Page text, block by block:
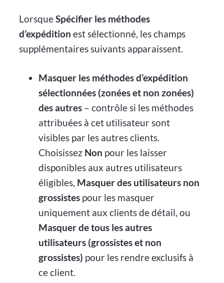
LorsqueSpécifier les méthodes
d’expédition est sélectionné, les champs
supplémentaires suivants apparaissent.
Masquer les méthodes d’expédition
sélectionnées (zonées et non zonées)
des autres– contrôle si les méthodes
attribuées à cet utilisateur sont
visibles par les autres clients.
Choisissez Non pour les laisser
disponibles aux autres utilisateurs
éligibles, Masquer des utilisateurs non
grossistespour les masquer
uniquement aux clients de détail, ou
Masquer de tous les autres
utilisateurs (grossistes et non
grossistes) pour les rendre exclusifs à
ce client.